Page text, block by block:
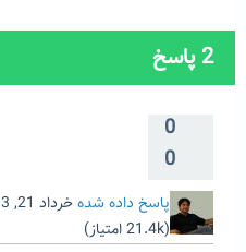
2پاسخ
0
0
پاسخ داده شدهخرداد 21, 1403
(
21.4kامتیاز)